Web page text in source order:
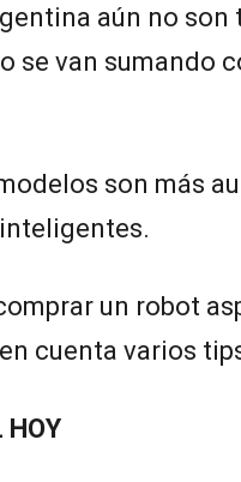
aún no
se van sumando
son más
un robot
cuenta varios
HOY